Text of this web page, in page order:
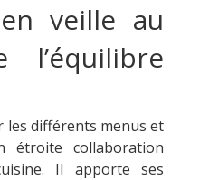
veille au
l’équilibre
les différents menus et
étroite collaboration
Il apporte ses